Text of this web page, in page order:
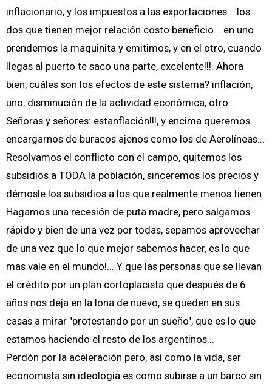
inflacionario, y los impuestos a las exportaciones... los
dos que tienen mejor relación costo beneficio... en uno
prendemos la maquinita y emitimos, y en el otro, cuando
llegas al puerto te saco una parte, excelente!!!. Ahora
bien, cuáles son los efectos de este sistema? inflación,
uno, disminución de la actividad económica, otro.
Señoras y señores: estanflación!!!, y encima queremos
encargarnos de buracos ajenos como los de Aerolíneas...
Resolvamos el conflicto con el campo, quitemos los
subsidios a TODA la población, sinceremos los precios y
démosle los subsidios a los que realmente menos tienen.
Hagamos una recesión de puta madre, pero salgamos
rápido y bien de una vez por todas, sepamos aprovechar
de una vez que lo que mejor sabemos hacer, es lo que
mas vale en el mundo!... Y que las personas que se llevan
el crédito por un plan cortoplacista que después de 6
años nos deja en la lona de nuevo, se queden en sus
casas a mirar "protestando por un sueño", que es lo que
estamos haciendo el resto de los argentinos...
Perdón por la aceleración pero, así como la vida, ser
economista sin ideología es como subirse a un barco sin